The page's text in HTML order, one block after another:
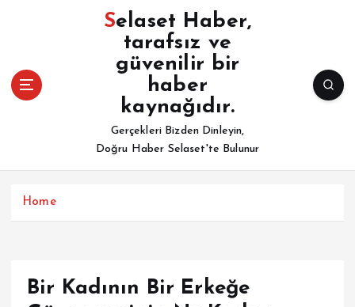
l
Selaset Haber,
tarafsız ve
güvenilir bir
haber
kaynağıdır.
Gerçekleri Bizden Dinleyin,
Doğru Haber Selaset'te Bulunur
Home
Bir Kadının Bir Erkeğe